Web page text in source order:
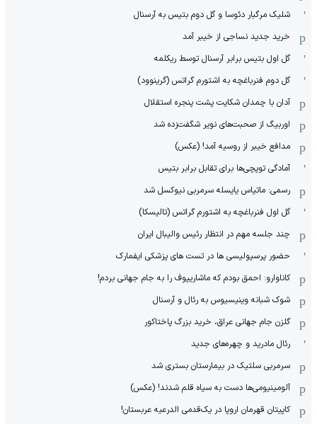
شلیک مرگبار دئوسا و گل دوم بتیس به آرسنال
خرید جدید نساجی از خیبر آمد
گل اول بتیس برابر آرسنال توسط ریکلمه
گل دوم فنرباغچه به اشتورم گراتس (گرینوود)
آدان با چمدان شکایت پشت پنجره استقلال
اوربیگ از صحبت‌های نویر شگفت‌زده شد
مدافع خیبر از روسیه آمد! (عکس)
آمادگی توپچی‌ها برای تقابل برابر بتیس
رسمی: ماتیاس یایسله سرمربی نیوکسل شد
گل اول فنرباغچه به اشتورم گراتس (تالیسکا)
چند جلسه مهم در انتظار رئیس والیبال ایران
حضور پرسپولیسی ها در تست های پزشکی ایفمارک
کاناوارو: احمق بودم که ماشاریپوف را به جام جهانی بردم!
شوک شبانه وینیسیوس به رئال و آرسنال
گلزن جام جهانی عراق، خرید بزرگ پاختاکور
رئال مادرید و چهره‌های جدید
سرمربی سلتیک در بیمارستان بستری شد
آلومینیومی‌ها دست به سیاه قلم شدند! (عکس)
کاپیتان قهرمان اروپا در یک‌قدمی الدرعیه عربستان!